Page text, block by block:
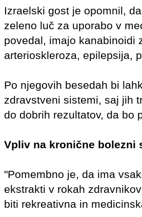
Izraelski gost je opomnil,
zeleno luč za uporabo v
povedal, imajo kanabinoidi
arterioskleroza, epilepsija,
Po njegovih besedah bi
zdravstveni sistemi, saj jih
do dobrih rezultatov, da bo
Vpliv na kronične bolezni
"Pomembno je, da ima
ekstrakti v rokah
biti rekreativna in